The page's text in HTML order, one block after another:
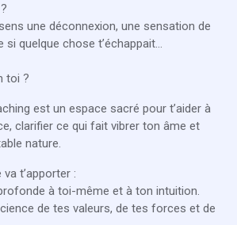
une déconnexion, une sensation de
quelque chose t’échappait…
toi ?
est un espace sacré pour t’aider à
clarifier ce qui fait vibrer ton âme et
nature.
t’apporter :
à toi-même et à ton intuition.
de tes valeurs, de tes forces et de